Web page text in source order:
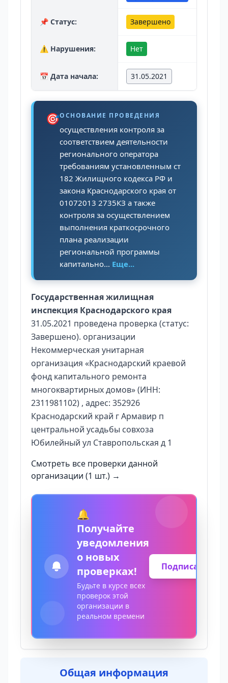
📌 Статус: Завершено
⚠️ Нарушения: Нет
📅 Дата начала: 31.05.2021
🎯ОСНОВАНИЕ ПРОВЕДЕНИЯ
осуществления контроля за
соответствием деятельности
регионального оператора
требованиям установленным ст
182 Жилищного кодекса РФ и
закона Краснодарского края от
01072013 2735КЗ а также
контроля за осуществлением
выполнения краткосрочного
плана реализации
региональной программы
капитально... Еще...
Государственная жилищная
инспекция Краснодарского края
31.05.2021 проведена проверка (статус:
Завершено). организации
Некоммерческая унитарная
организация «Краснодарский краевой
фонд капитального ремонта
многоквартирных домов» (ИНН:
2311981102) , адрес: 352926
Краснодарский край г Армавир п
центральной усадьбы совхоза
Юбилейный ул Ставропольская д 1
Смотреть все проверки данной
организации (1 шт.) →
🔔
Получайте
уведомления
о новых
проверках!
Будьте в курсе всех
проверок этой
организации в
реальном времени
Подписаться
Общая информация